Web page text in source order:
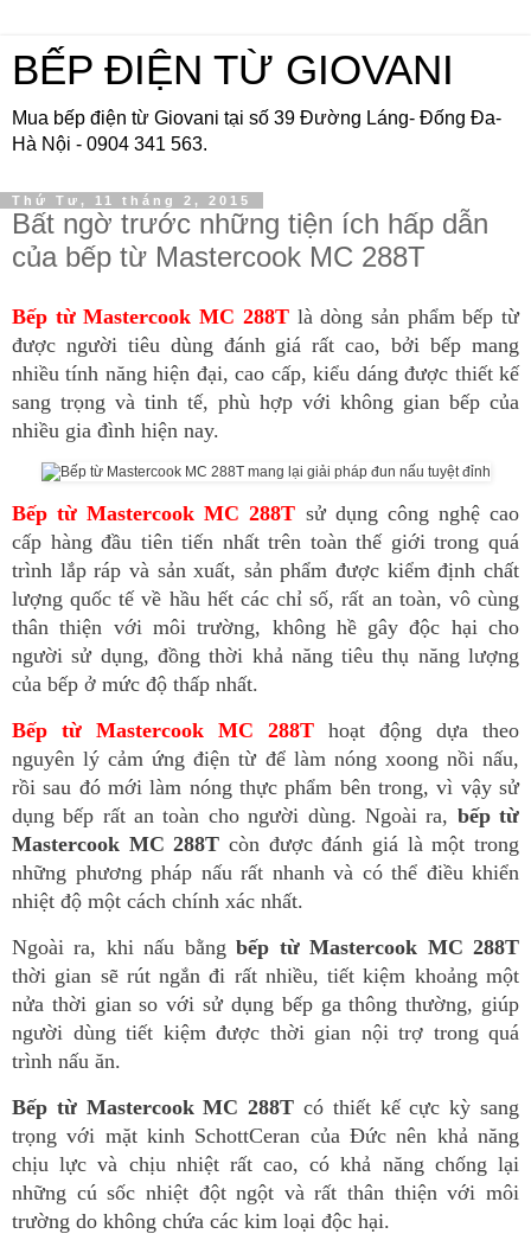
BẾP ĐIỆN TỪ GIOVANI
Mua bếp điện từ Giovani tại số 39 Đường Láng- Đống Đa-
Hà Nội - 0904 341 563.
Thứ Tư, 11 tháng 2, 2015
Bất ngờ trước những tiện ích hấp dẫn
của bếp từ Mastercook MC 288T
Bếp từ Mastercook MC 288T là dòng sản phẩm bếp từ
được người tiêu dùng đánh giá rất cao, bởi bếp mang
nhiều tính năng hiện đại, cao cấp, kiểu dáng được thiết kế
sang trọng và tinh tế, phù hợp với không gian bếp của
nhiều gia đình hiện nay.
Bếp từ Mastercook MC 288T sử dụng công nghệ cao
cấp hàng đầu tiên tiến nhất trên toàn thế giới trong quá
trình lắp ráp và sản xuất, sản phẩm được kiểm định chất
lượng quốc tế về hầu hết các chỉ số, rất an toàn, vô cùng
thân thiện với môi trường, không hề gây độc hại cho
người sử dụng, đồng thời khả năng tiêu thụ năng lượng
của bếp ở mức độ thấp nhất.
Bếp từ Mastercook MC 288T hoạt động dựa theo
nguyên lý cảm ứng điện từ để làm nóng xoong nồi nấu,
rồi sau đó mới làm nóng thực phẩm bên trong, vì vậy sử
dụng bếp rất an toàn cho người dùng. Ngoài ra, bếp từ
Mastercook MC 288T còn được đánh giá là một trong
những phương pháp nấu rất nhanh và có thể điều khiển
nhiệt độ một cách chính xác nhất.
Ngoài ra, khi nấu bằng bếp từ Mastercook MC 288T
thời gian sẽ rút ngắn đi rất nhiều, tiết kiệm khoảng một
nửa thời gian so với sử dụng bếp ga thông thường, giúp
người dùng tiết kiệm được thời gian nội trợ trong quá
trình nấu ăn.
Bếp từ Mastercook MC 288T có thiết kế cực kỳ sang
trọng với mặt kinh SchottCeran của Đức nên khả năng
chịu lực và chịu nhiệt rất cao, có khả năng chống lại
những cú sốc nhiệt đột ngột và rất thân thiện với môi
trường do không chứa các kim loại độc hại.